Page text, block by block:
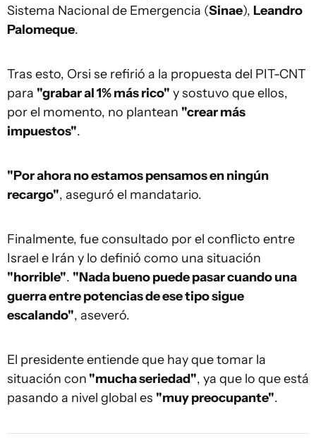
Sistema Nacional de Emergencia (Sinae), Leandro
Palomeque.
Tras esto, Orsi se refirió a la propuesta del PIT-CNT
para "grabar al 1% más rico" y sostuvo que ellos,
por el momento, no plantean "crear más
impuestos".
"Por ahora no estamos pensamos en ningún
recargo", aseguró el mandatario.
Finalmente, fue consultado por el conflicto entre
Israel e Irán y lo definió como una situación
"horrible". "Nada bueno puede pasar cuando una
guerra entre potencias de ese tipo sigue
escalando", aseveró.
El presidente entiende que hay que tomar la
situación con "mucha seriedad", ya que lo que está
pasando a nivel global es "muy preocupante".